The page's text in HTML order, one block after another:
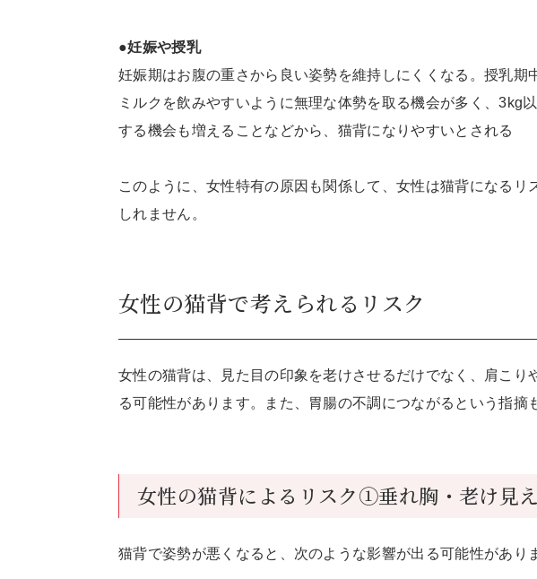
●妊娠や授乳
妊娠期はお腹の重さから良い姿勢を維持しにくくなる。授乳期
ミルクを飲みやすいように無理な体勢を取る機会が多く、3kg
する機会も増えることなどから、猫背になりやすいとされる
このように、女性特有の原因も関係して、女性は猫背になるリ
しれません。
女性の猫背で考えられるリスク
女性の猫背は、見た目の印象を老けさせるだけでなく、肩こり
る可能性があります。また、胃腸の不調につながるという指摘
女性の猫背によるリスク①垂れ胸・老け見え
猫背で姿勢が悪くなると、次のような影響が出る可能性があり